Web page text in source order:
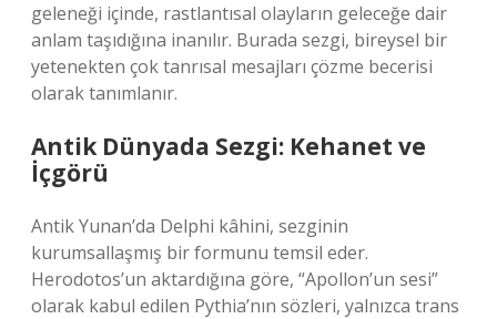
geleneği içinde, rastlantısal olayların geleceğe dair
anlam taşıdığına inanılır. Burada sezgi, bireysel bir
yetenekten çok tanrısal mesajları çözme becerisi
olarak tanımlanır.
Antik Dünyada Sezgi: Kehanet ve
İçgörü
Antik Yunan’da Delphi kâhini, sezginin
kurumsallaşmış bir formunu temsil eder.
Herodotos’un aktardığına göre, “Apollon’un sesi”
olarak kabul edilen Pythia’nın sözleri, yalnızca trans